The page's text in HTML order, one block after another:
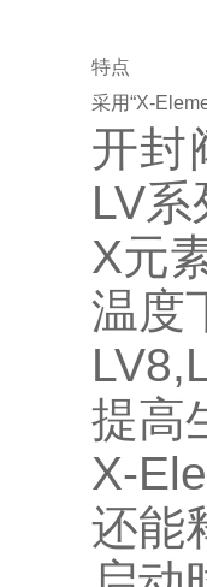
特点
采用“X-
开封
LV
X元
温度
提高
X-
还能